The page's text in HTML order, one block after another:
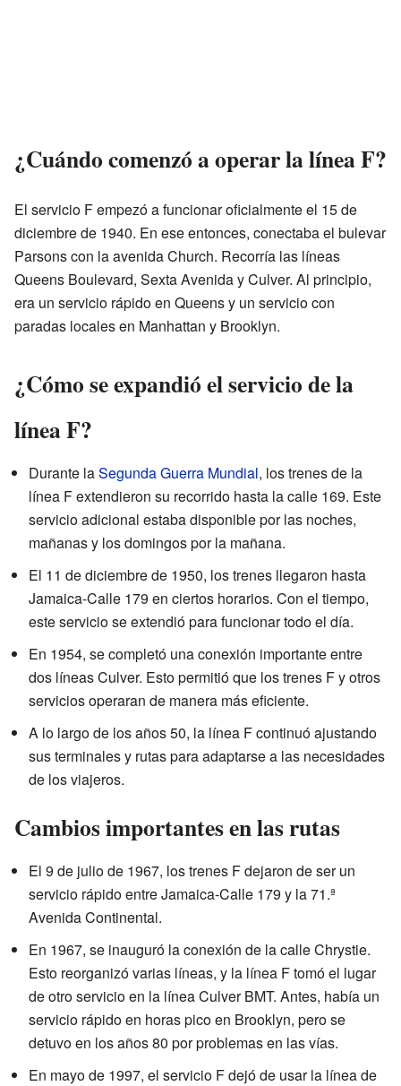
¿Cuándo comenzó a operar la línea F?
El servicio F empezó a funcionar oficialmente el 15 de
diciembre de 1940. En ese entonces, conectaba el bulevar
Parsons con la avenida Church. Recorría las líneas
Queens Boulevard, Sexta Avenida y Culver. Al principio,
era un servicio rápido en Queens y un servicio con
paradas locales en Manhattan y Brooklyn.
¿Cómo se expandió el servicio de la
línea F?
Durante laSegunda Guerra Mundial, los trenes de la
línea F extendieron su recorrido hasta la calle 169. Este
servicio adicional estaba disponible por las noches,
mañanas y los domingos por la mañana.
El 11 de diciembre de 1950, los trenes llegaron hasta
Jamaica-Calle 179 en ciertos horarios. Con el tiempo,
este servicio se extendió para funcionar todo el día.
En 1954, se completó una conexión importante entre
dos líneas Culver. Esto permitió que los trenes F y otros
servicios operaran de manera más eficiente.
A lo largo de los años 50, la línea F continuó ajustando
sus terminales y rutas para adaptarse a las necesidades
de los viajeros.
Cambios importantes en las rutas
El 9 de julio de 1967, los trenes F dejaron de ser un
servicio rápido entre Jamaica-Calle 179 y la 71.ª
Avenida Continental.
En 1967, se inauguró la conexión de la calle Chrystie.
Esto reorganizó varias líneas, y la línea F tomó el lugar
de otro servicio en la línea Culver BMT. Antes, había un
servicio rápido en horas pico en Brooklyn, pero se
detuvo en los años 80 por problemas en las vías.
En mayo de 1997, el servicio F dejó de usar la línea de